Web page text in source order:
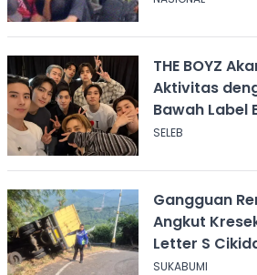
THE BOYZ
Aktivitas
Bawah Label
SELEB
Gangguan
Angkut
Letter S
SUKABUMI